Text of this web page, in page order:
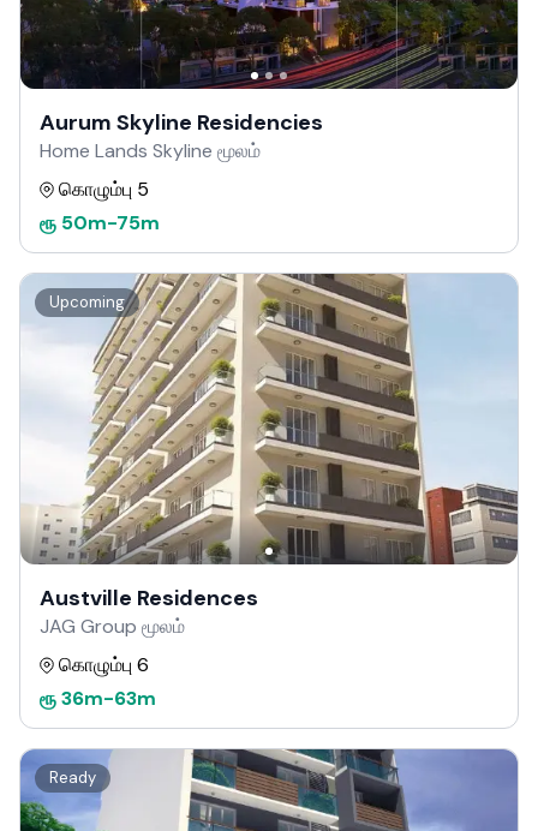
Aurum Skyline Residencies
Home Lands Skyline மூலம்
கொழும்பு 5
ரூ 50m-75m
Upcoming
Austville Residences
JAG Group மூலம்
கொழும்பு 6
ரூ36m-63m
Ready